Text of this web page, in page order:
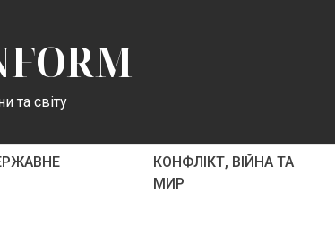
та світу
КОНФЛІКТ, ВІЙНА ТА
МИР